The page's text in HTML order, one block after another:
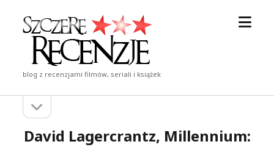
Szczere
Recenzje
blog z recenzjami filmów, seriali i książek
Pasek
boczny
pasek
David Lagercrantz, Millennium: